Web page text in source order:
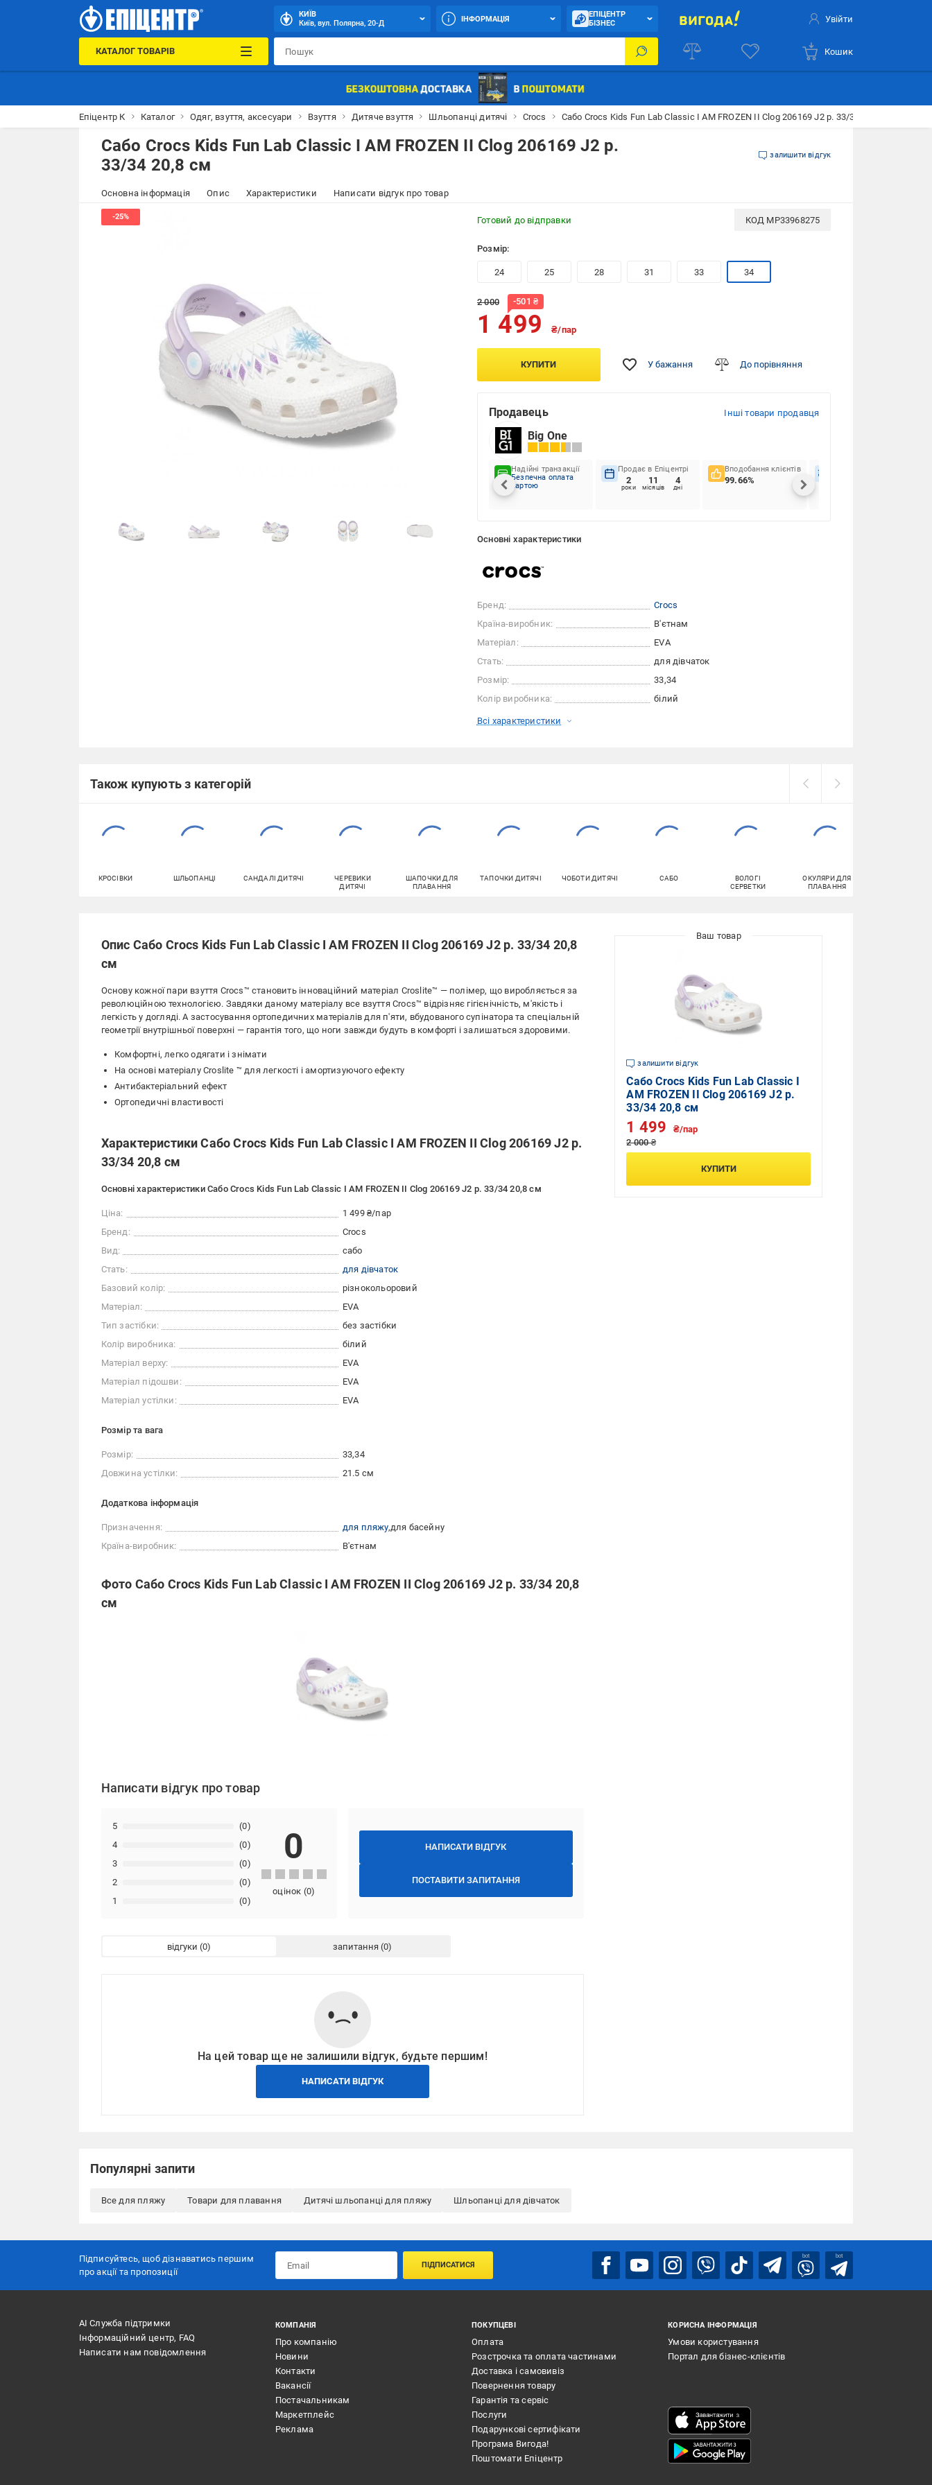
КИЇВ
Київ, вул. Полярна, 20-Д
ІНФОРМАЦІЯ
ЕПІЦЕНТР
БІЗНЕС
Увійти
КАТАЛОГ ТОВАРІВ Кошик
Епіцентр К Каталог Одяг, взуття, аксесуари Взуття Дитяче взуття Шльопанці дитячі Crocs Сабо Crocs Kids Fun Lab Classic I AM FROZEN II Clog 206169 J2 р. 33/34 20,8 см
Сабо Crocs Kids Fun Lab Classic I AM FROZEN II Clog 206169 J2 р.
33/34 20,8 см
залишити відгук
Основна інформація Опис Характеристики Написати відгук про товар
Готовий до відправки КОД MP33968275
Розмір:
24 25 28 31 33 34
2 000 -501 ₴
1 499 ₴/пар
КУПИТИ У бажання До порівняння
Продавець Інші товари продавця
Big One
Надійні транзакції
Безпечна оплата
картою
Продає в Епіцентрі
2
роки
11
місяців
4
дні
Вподобання клієнтів
99.66%
Основні характеристики
Бренд:
Crocs
Країна-виробник:
В'єтнам
Матеріал:
EVA
Стать:
для дівчаток
Розмір:
33 34
Колір виробника:
білий
Всі характеристики
Також купують з категорій
КРОСІВКИ ШЛЬОПАНЦІ САНДАЛІ ДИТЯЧІ
ЧЕРЕВИКИ
ДИТЯЧІ
ШАПОЧКИ ДЛЯ
ПЛАВАННЯ
ТАПОЧКИ ДИТЯЧІ ЧОБОТИ ДИТЯЧІ САБО
ВОЛОГІ
СЕРВЕТКИ
ОКУЛЯРИ ДЛЯ
ПЛАВАННЯ
Опис Сабо Crocs Kids Fun Lab Classic I AM FROZEN II Clog 206169 J2 р. 33/34 20,8
см
Основу кожної пари взуття Crocs™ становить інноваційний матеріал Croslite™ — полімер, що виробляється за
революційною технологією. Завдяки даному матеріалу все взуття Crocs™ відрізняє гігієнічність, м'якість і
легкість у догляді. А застосування ортопедичних матеріалів для п'яти, вбудованого супінатора та спеціальній
геометрії внутрішньої поверхні — гарантія того, що ноги завжди будуть в комфорті і залишаться здоровими.
Комфортні, легко одягати і знімати
На основі матеріалу Croslite ™ для легкості і амортизуючого ефекту
Антибактеріальний ефект
Ортопедичні властивості
Характеристики Сабо Crocs Kids Fun Lab Classic I AM FROZEN II Clog 206169 J2 р.
33/34 20,8 см
Основні характеристики Сабо Crocs Kids Fun Lab Classic I AM FROZEN II Clog 206169 J2 р. 33/34 20,8 см
Ціна:
1 499 ₴/пар
Бренд:
Crocs
Вид:
сабо
Стать:
для дівчаток
Базовий колір:
різнокольоровий
Матеріал:
EVA
Тип застібки:
без застібки
Колір виробника:
білий
Матеріал верху:
EVA
Матеріал підошви:
EVA
Матеріал устілки:
EVA
Розмір та вага
Розмір: 33 34
Довжина устілки:
21.5 см
Додаткова інформація
Призначення: для пляжу для басейну
Країна-виробник:
В'єтнам
Фото Сабо Crocs Kids Fun Lab Classic I AM FROZEN II Clog 206169 J2 р. 33/34 20,8
см
Написати відгук про товар
НАПИСАТИ ВІДГУК
ПОСТАВИТИ ЗАПИТАННЯ
1 (0)
2 (0)
3 (0)
4 (0)
5 (0)
0
оцінок (0)
відгуки запитання
На цей товар ще не залишили відгук, будьте першим!
НАПИСАТИ ВІДГУК
залишити відгук
Сабо Crocs Kids Fun Lab Classic I
AM FROZEN II Clog 206169 J2 р.
33/34 20,8 см
2 000 ₴
1 499 ₴/пар
КУПИТИ
Популярні запити
Все для пляжу Товари для плавання Дитячі шльопанці для пляжу Шльопанці для дівчаток
Підписуйтесь, щоб дізнаватись першим
про акції та пропозиції
ПІДПИСАТИСЯ
bot bot
АІ Служба підтримки
Інформаційний центр, FAQ
Написати нам повідомлення
КОМПАНІЯ
Про компанію
Новини
Контакти
Вакансії
Постачальникам
Маркетплейс
Реклама
ПОКУПЦЕВІ
Оплата
Розстрочка та оплата частинами
Доставка і самовивіз
Повернення товару
Гарантія та сервіс
Послуги
Подарункові сертифікати
Програма Вигода!
Поштомати Епіцентр
КОРИСНА ІНФОРМАЦІЯ
Умови користування
Портал для бізнес-клієнтів